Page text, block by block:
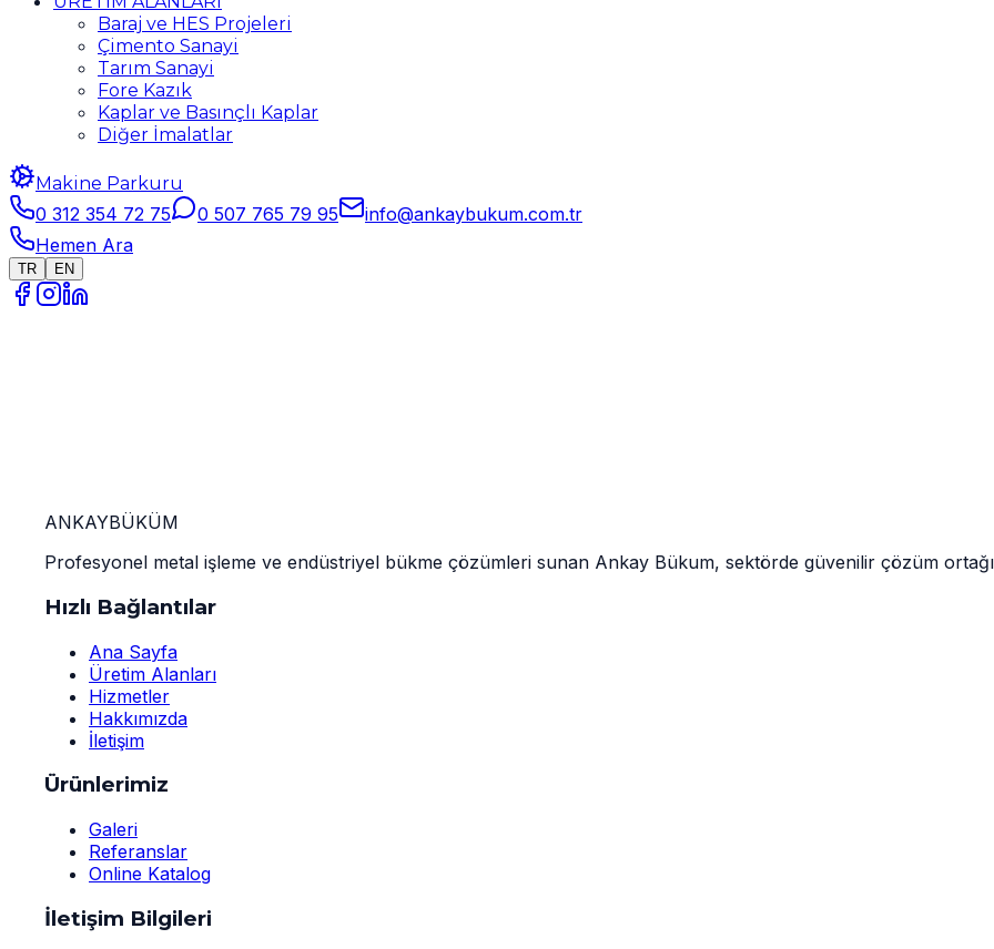
Baraj ve HES Projeleri
Çimento Sanayi
Tarım Sanayi
Fore Kazık
Kaplar ve Basınçlı Kaplar
Diğer İmalatlar
Makine Parkuru
0 312 354 72 75 0 507 765 79 95
info@ankaybukum.com.tr
Hemen Ara
TR EN
Bu sayfa için içerik bulunmamaktadır.
ANKAYBÜKÜM
Profesyonel metal işleme ve endüstriyel bükme çözümleri sunan Ankay Bükum, sektörde güvenilir çözüm
Hızlı Bağlantılar
Ana Sayfa
Üretim Alanları
Hizmetler
Hakkımızda
İletişim
Ürünlerimiz
Galeri
Referanslar
Online Katalog
İletişim Bilgileri